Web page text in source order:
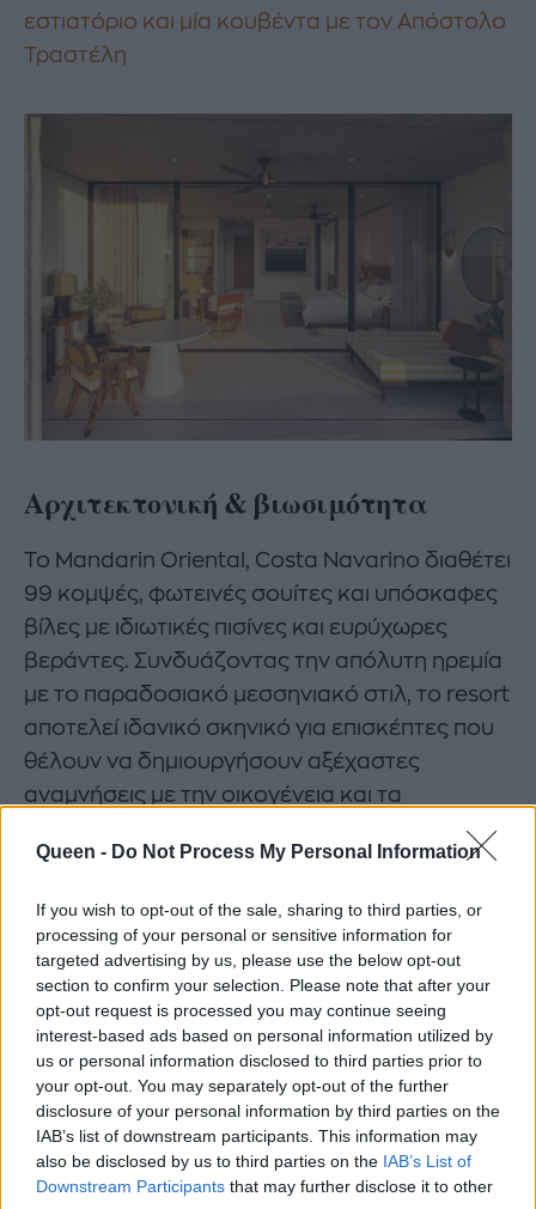
Queen - Do Not Process My Personal Information
If you wish to opt-out of the sale, sharing to third parties, or
processing of your personal or sensitive information for
targeted advertising by us, please use the below opt-out
section to confirm your selection. Please note that after your
opt-out request is processed you may continue seeing
interest-based ads based on personal information utilized by
us or personal information disclosed to third parties prior to
your opt-out. You may separately opt-out of the further
disclosure of your personal information by third parties on the
IAB’s list of downstream participants. This information may
also be disclosed by us to third parties on the IAB’s List of
Downstream Participants that may further disclose it to other
εστιατόριο και μία κουβέντα με τον Απόστολο
Τραστέλη
Αρχιτεκτονική & βιωσιμότητα
Το Mandarin Oriental, Costa Navarino διαθέτει
99 κομψές, φωτεινές σουίτες και υπόσκαφες
βίλες με ιδιωτικές πισίνες και ευρύχωρες
βεράντες. Συνδυάζοντας την απόλυτη ηρεμία
με το παραδοσιακό μεσσηνιακό στιλ, το resort
αποτελεί ιδανικό σκηνικό για επισκέπτες που
θέλουν να δημιουργήσουν αξέχαστες
αναμνήσεις με την οικογένεια και τα
αγκαλιάζει τη φυσική ομορφιά της Μεσσηνίας
γήινες αποχρώσεις και κομψές πινελιές
χρωμάτων. Η διακόσμηση υμνεί την
αρχιτεκτονική και του 19ου αιώνα
αντικατοπτρίζοντας τα ιστορικά μνημεία της
περιοχής, που δίνουν την έμπνευση για μοτίβα
και ξυλόγλυπτα. Οι φυσικές αποχρώσεις της
τερακότας δημιουργούν ένα φιλόξενο
περιβάλλον με custom-made έπιπλα,
παράθυρα που φτάνουν μέχρι την οροφή και